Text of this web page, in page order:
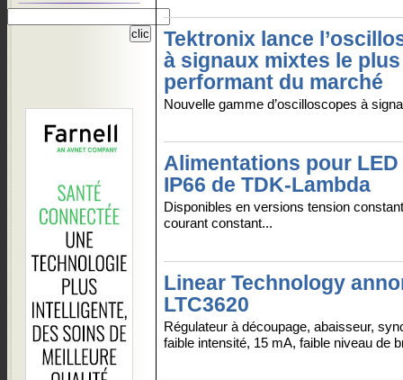
Tektronix lance
à signaux mixtes le plus
performant du marché
Nouvelle gamme d’oscilloscopes à
Alimentations pour LED
IP66 de TDK-Lambda
Disponibles en versions tension
courant constant...
Linear Technology
LTC3620
Régulateur à découpage, abaisseur,
faible intensité, 15 mA, faible niveau de